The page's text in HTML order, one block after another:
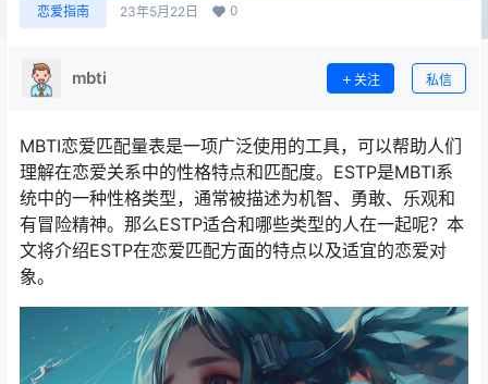
恋爱指南 23年5月22日 0
mbti 关注 私信
MBTI恋爱匹配量表是一项广泛使用的工具，可以帮助人们
理解在恋爱关系中的性格特点和匹配度。ESTP是MBTI系
统中的一种性格类型，通常被描述为机智、勇敢、乐观和
有冒险精神。那么ESTP适合和哪些类型的人在一起呢？本
文将介绍ESTP在恋爱匹配方面的特点以及适宜的恋爱对
象。